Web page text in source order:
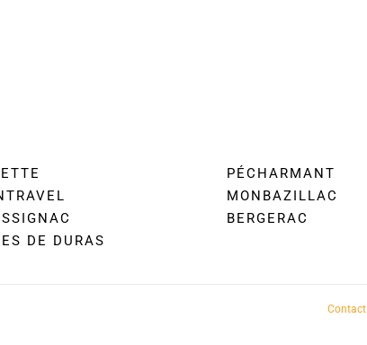
DE DURAS
PÉCHARMANT
MONBAZILLAC
BERGERAC
Contact